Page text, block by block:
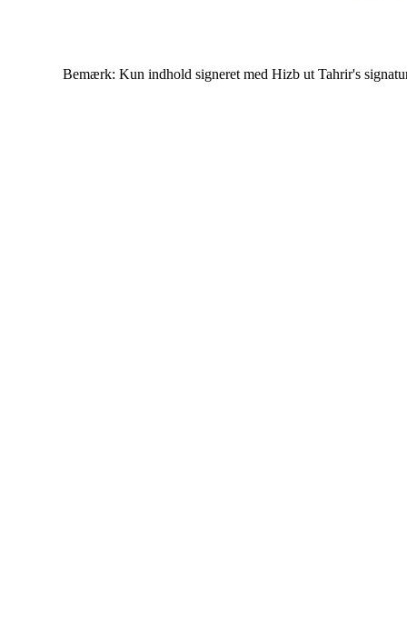
Bemærk: Kun indhold signeret med Hizb ut Tahrir's